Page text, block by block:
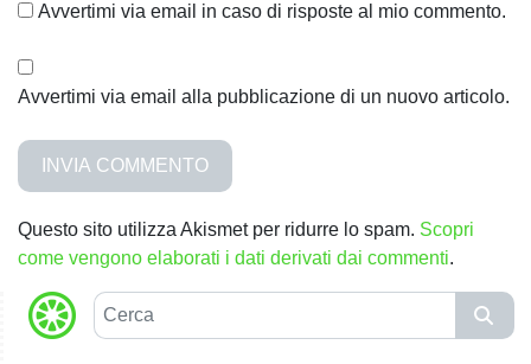
Avvertimi via email in caso di risposte al mio commento.
Avvertimi via email alla pubblicazione di un nuovo articolo.
Questo sito utilizza Akismet per ridurre lo spam. Scopri
come vengono elaborati i dati derivati dai commenti.
C
e